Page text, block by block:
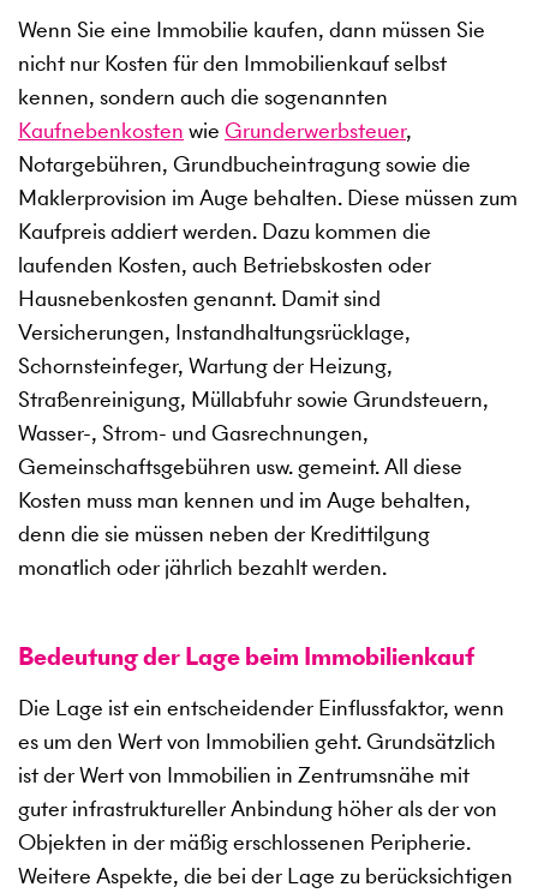
Wenn Sie eine Immobilie kaufen, dann müssen Sie
nicht nur Kosten für den Immobilienkauf selbst
kennen, sondern auch die sogenannten
Kaufnebenkosten wie Grunderwerbsteuer,
Notargebühren, Grundbucheintragung sowie die
Maklerprovision im Auge behalten. Diese müssen zum
Kaufpreis addiert werden. Dazu kommen die
laufenden Kosten, auch Betriebskosten oder
Hausnebenkosten genannt. Damit sind
Versicherungen, Instandhaltungsrücklage,
Schornsteinfeger, Wartung der Heizung,
Straßenreinigung, Müllabfuhr sowie Grundsteuern,
Wasser-, Strom- und Gasrechnungen,
Gemeinschaftsgebühren usw. gemeint. All diese
Kosten muss man kennen und im Auge behalten,
denn die sie müssen neben der Kredittilgung
monatlich oder jährlich bezahlt werden.
Bedeutung der Lage beim Immobilienkauf
Die Lage ist ein entscheidender Einflussfaktor, wenn
es um den Wert von Immobilien geht. Grundsätzlich
ist der Wert von Immobilien in Zentrumsnähe mit
guter infrastruktureller Anbindung höher als der von
Objekten in der mäßig erschlossenen Peripherie.
Weitere Aspekte, die bei der Lage zu berücksichtigen